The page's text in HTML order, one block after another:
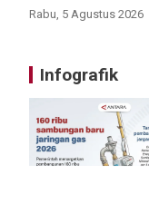
Rabu, 5 Agustus 2026
Infografik